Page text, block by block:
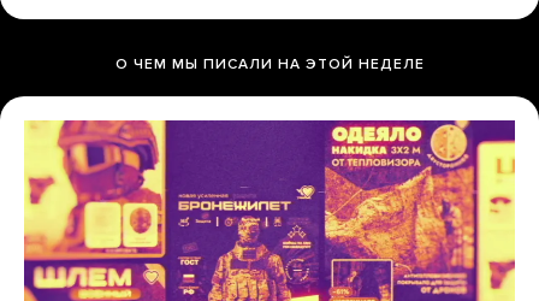
О ЧЕМ МЫ ПИСАЛИ НА ЭТОЙ НЕДЕЛЕ